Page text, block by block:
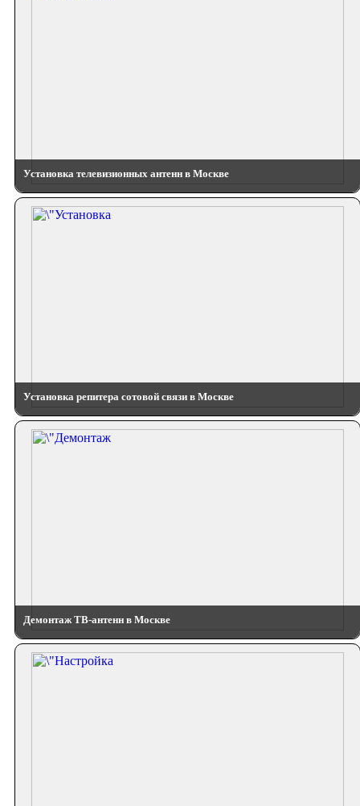
Установка телевизионных антенн в Москве
Установка репитера сотовой связи в Москве
Демонтаж ТВ-антенн в Москве